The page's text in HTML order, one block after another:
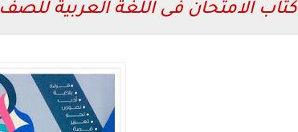
كتاب الامتحان فى اللغة العربية للصف